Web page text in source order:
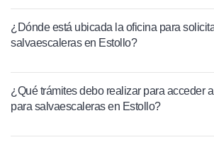
¿Dónde está ubicada la oficina para
salvaescaleras en Estollo?
¿Qué trámites debo realizar para acceder
para salvaescaleras en Estollo?